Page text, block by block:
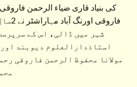
کی بنیاد قاری ضیاء الرحمن
شہر میں ڈالی، اس کے
استاذدارالعلوم دیوبند
مولانا محفوظ الرحمن فاروقی